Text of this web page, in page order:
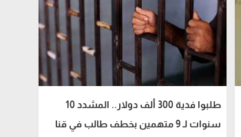
طلبوا فدية 300 ألف دولار.. المشدد 10
سنوات لـ 9 متهمين بخطف طالب في قنا